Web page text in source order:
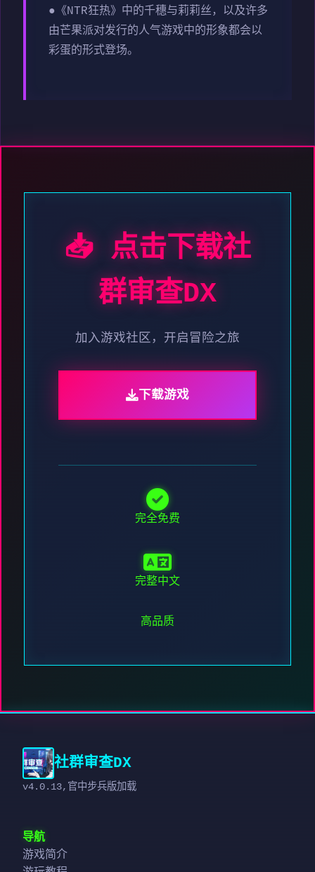
●《NTR狂热》中的千穗与莉莉丝，以及许多
由芒果派对发行的人气游戏中的形象都会以
彩蛋的形式登场。
📥 点击下载社
群审查DX
加入游戏社区，开启冒险之旅
下载游戏
完全免费
完整中文
高品质
社群审查DX
v4.0.13,官中步兵版加载
导航
游戏简介